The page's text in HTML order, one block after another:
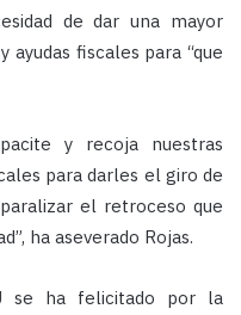
de dar una mayor
fiscales para “que
y recoja nuestras
para darles el giro de
el retroceso que
ha aseverado Rojas.
se ha felicitado por la